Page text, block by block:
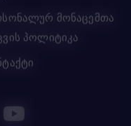
მონაცემთა
პოლიტიკა